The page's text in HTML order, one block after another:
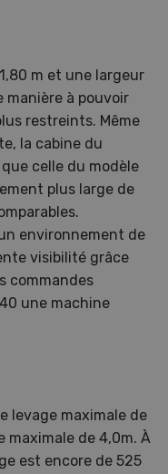
m et une largeur
manière à pouvoir
restreints. Même
la cabine du
celle du modèle
plus large de
environnement de
visibilité grâce
commandes
une machine
levage maximale de
maximale de 4,0m. À
est encore de 525